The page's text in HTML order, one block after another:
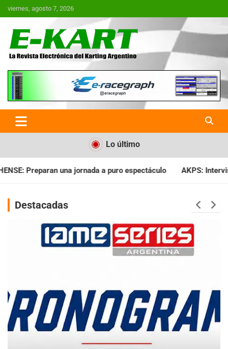
Saltar
al
viernes, agosto 7, 2026
E-Kart.com.ar | La Revista
Electrónica del Karting en
Argentina
Lo último
a puro espectáculo AKPS: Intervino la IGJ y oficializó el
Destacadas